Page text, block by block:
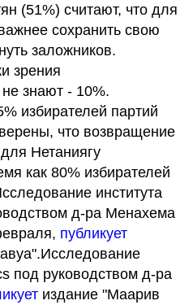
(51%) считают, что для
сохранить свою
заложников.
зрения
знают - 10%.
избирателей партий
что возвращение
Нетаниягу
как 80% избирателей
института
д-ра Менахема
публикует
под руководством д-ра
издание "Маарив